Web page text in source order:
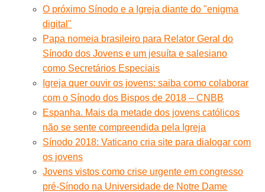
O próximo Sínodo e a Igreja diante do "enigma
digital"
Papa nomeia brasileiro para Relator Geral do
Sínodo dos Jovens e um jesuíta e salesiano
como Secretários Especiais
Igreja quer ouvir os jovens: saiba como colaborar
com o Sínodo dos Bispos de 2018 – CNBB
Espanha. Mais da metade dos jovens católicos
não se sente compreendida pela Igreja
Sínodo 2018: Vaticano cria site para dialogar com
os jovens
Jovens vistos como crise urgente em congresso
pré-Sínodo na Universidade de Notre Dame